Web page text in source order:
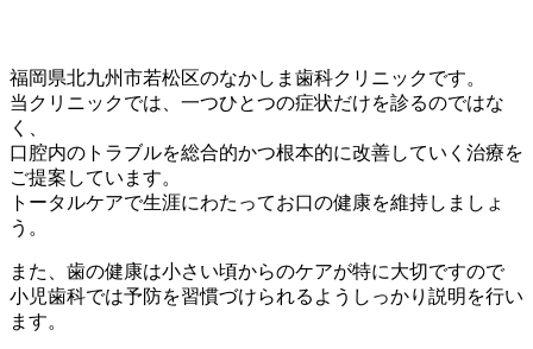
福岡県北九州市若松区のなかしま歯科クリニックです。
当クリニックでは、一つひとつの症状だけを診るのではな
く、
口腔内のトラブルを総合的かつ根本的に改善していく治療を
ご提案しています。
トータルケアで生涯にわたってお口の健康を維持しましょ
う。
また、歯の健康は小さい頃からのケアが特に大切ですので
小児歯科では予防を習慣づけられるようしっかり説明を行い
ます。